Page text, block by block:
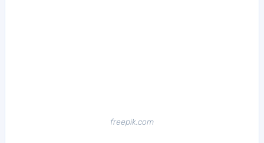
freepik.com